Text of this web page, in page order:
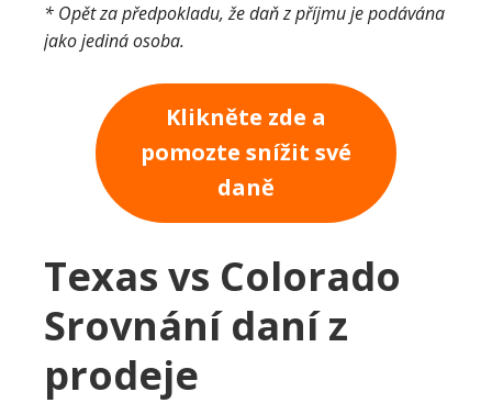
* Opět za předpokladu, že daň z příjmu je podávána
jako jediná osoba.
Klikněte zde a
pomozte snížit své
daně
Texas vs Colorado
Srovnání daní z
prodeje